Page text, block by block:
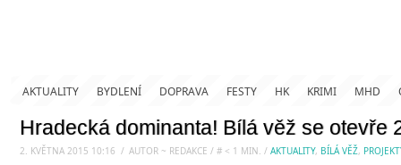
AKTUALITY BYDLENÍ DOPRAVA FESTY HK KRIMI MHD
Hradecká dominanta! Bílá věž se otevře
2. KVĚTNA 2015 10:16 / AUTOR ~ REDAKCE / # < 1 MIN. / AKTUALITY, BÍLÁ VĚŽ,